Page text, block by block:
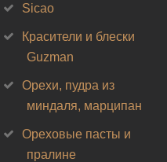
Sicao
Красители и блески
Guzman
Орехи, пудра из
миндаля, марципан
Ореховые пасты и
пралине